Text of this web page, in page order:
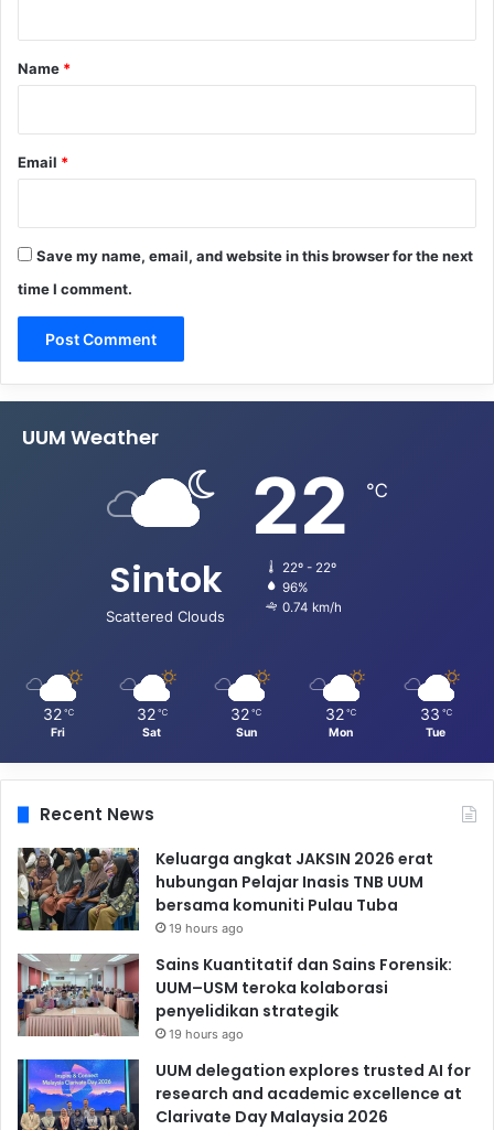
*
Name *
Email *
Save my name, email, and website in this browser for the next
time I comment.
UUM Weather
Sintok
Scattered Clouds
22 ℃
22º - 22º
96%
0.74 km/h
32 ℃
Fri
32 ℃
Sat
32 ℃
Sun
32 ℃
Mon
33 ℃
Tue
Recent News
Keluarga angkat JAKSIN 2026 erat
hubungan Pelajar Inasis TNB UUM
bersama komuniti Pulau Tuba
19 hours ago
Sains Kuantitatif dan Sains Forensik:
UUM–USM teroka kolaborasi
penyelidikan strategik
19 hours ago
UUM delegation explores trusted AI for
research and academic excellence at
Clarivate Day Malaysia 2026